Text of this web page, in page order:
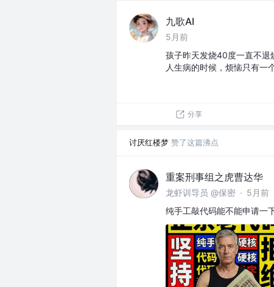
九歌AI
5月前
孩子昨天发烧40度一直不退
人生病的时候，烦恼只有一
分享
讨厌红楼梦 赞了这篇沸点
重案刑事组之虎曹达华
龙虾训导员 @保密 · 5月前
纯手工敲代码能不能申请一